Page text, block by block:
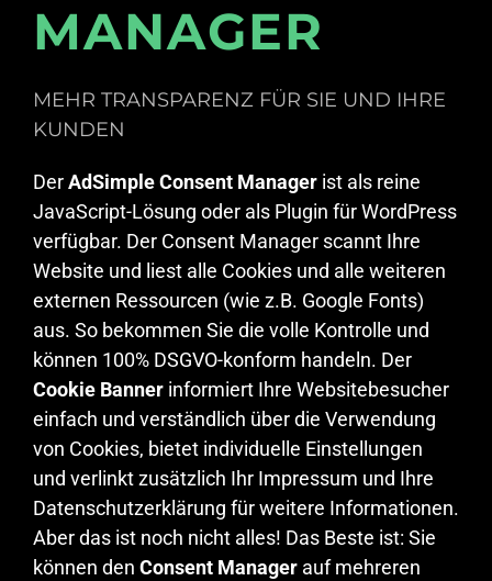
MANAGER
MEHR TRANSPARENZ FÜR SIE UND IHRE
KUNDEN
DerAdSimple Consent Manager ist als reine
JavaScript-Lösung oder als Plugin für WordPress
verfügbar. Der Consent Manager scannt Ihre
Website und liest alle Cookies und alle weiteren
externen Ressourcen (wie z.B. Google Fonts)
aus. So bekommen Sie die volle Kontrolle und
können 100% DSGVO-konform handeln. Der
Cookie Banner informiert Ihre Websitebesucher
einfach und verständlich über die Verwendung
von Cookies, bietet individuelle Einstellungen
und verlinkt zusätzlich Ihr Impressum und Ihre
Datenschutzerklärung für weitere Informationen.
Aber das ist noch nicht alles! Das Beste ist: Sie
können den Consent Manager auf mehreren